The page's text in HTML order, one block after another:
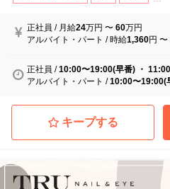
正社員 / 月給24万円 〜60万円
アルバイト・パート /時給1,360円 〜
正社員 /10:00〜19:00(早番) ・
アルバイト・パート /10:00〜19:00(
キープする